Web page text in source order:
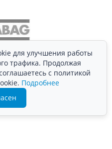
видах работ и
для улучшения работы
трафика. Продолжая
с политикой
Подробнее